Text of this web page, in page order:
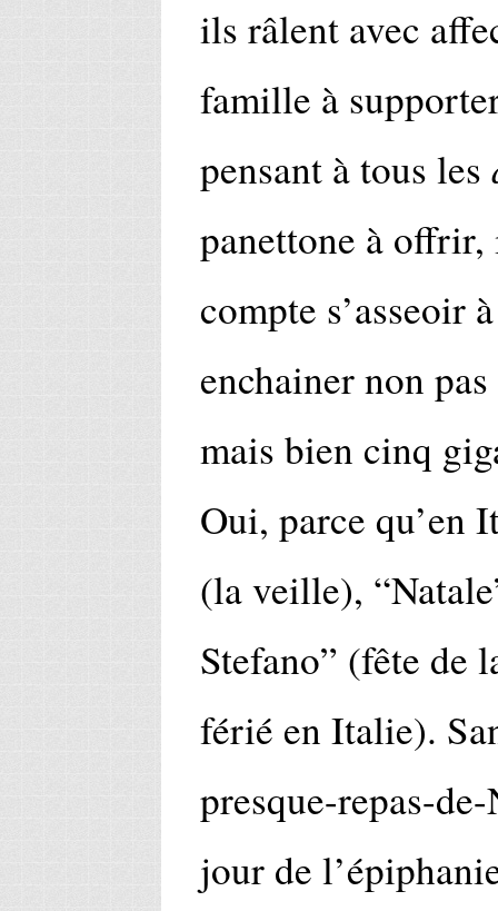
ils râlent avec
famille à
pensant à tous les
panettone à
compte s’asseoir
enchainer non
mais bien cinq
Oui, parce qu’en
(la veille),
Stefano” (fête de
férié en Italie).
presque-repas-
jour de